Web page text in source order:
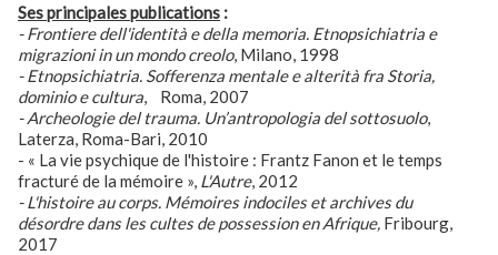
Ses principales publications :
- Frontiere dell'identità e della memoria. Etnopsichiatria e
migrazioni in un mondo creolo, Milano, 1998
- Etnopsichiatria. Sofferenza mentale e alterità fra Storia,
dominio e cultura, Roma, 2007
-Archeologie del trauma. Un’antropologia del sottosuolo,
Laterza, Roma-Bari, 2010
- « La vie psychique de l'histoire : Frantz Fanon et le temps
fracturé de la mémoire », L'Autre, 2012
- L'histoire au corps. Mémoires indociles et archives du
désordre dans les cultes de possession en Afrique, Fribourg,
2017